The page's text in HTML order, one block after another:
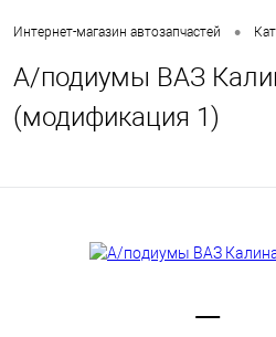
Интернет-магазин автозапчастей •
А/подиумы ВАЗ
(модификация 1)